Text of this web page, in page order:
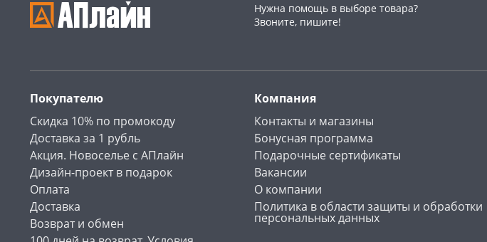
Нужна помощь в выборе товара?
Звоните, пишите!
Покупателю
Скидка 10% по промокоду
Доставка за 1 рубль
Акция. Новоселье с АПлайн
Дизайн-проект в подарок
Оплата
Доставка
Возврат и обмен
Компания
Контакты и магазины
Бонусная программа
Подарочные сертификаты
Вакансии
О компании
Политика в области защиты и обработки
персональных данных